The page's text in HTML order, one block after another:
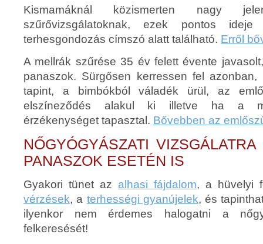
Kismamáknál közismerten nagy
szűrővizsgálatoknak, ezek pontos
terhesgondozás címszó alatt található. Erről
A mellrák szűrése 35 év felett évente
panaszok. Sürgősen kerressen fel
tapint, a bimbókból váladék ürül, az
elszíneződés alakul ki illetve ha a
érzékenységet tapasztal. Bővebben az
NŐGYÓGYÁSZATI
PANASZOK ESETÉN IS
Gyakori tünet az alhasi fájdalom, a hüvelyi
vérzések, a terhességi gyanújelek, és
ilyenkor nem érdemes halogatni a
felkeresését!